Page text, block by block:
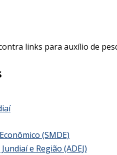
links para auxílio de
(SMDE)
e Região (ADEJ)